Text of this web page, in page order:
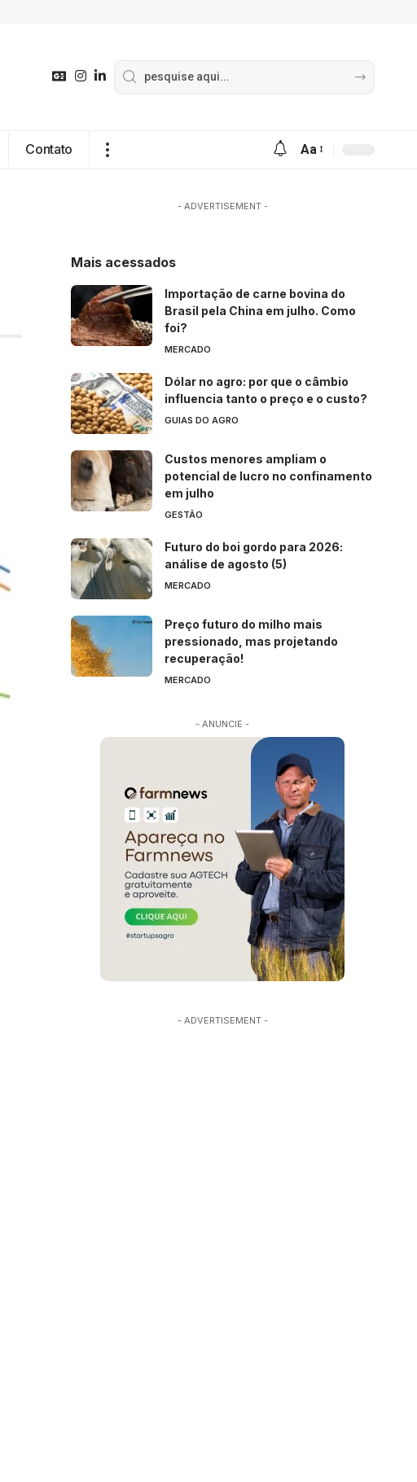
Contato Aa
- ADVERTISEMENT -
Mais acessados
Importação de carne bovina do
Brasil pela China em julho. Como
foi?
MERCADO
Dólar no agro: por que o câmbio
influencia tanto o preço e o custo?
GUIAS DO AGRO
Custos menores ampliam o
potencial de lucro no confinamento
em julho
GESTÃO
Futuro do boi gordo para 2026:
análise de agosto (5)
MERCADO
Preço futuro do milho mais
pressionado, mas projetando
recuperação!
MERCADO
- ANUNCIE -
- ADVERTISEMENT -